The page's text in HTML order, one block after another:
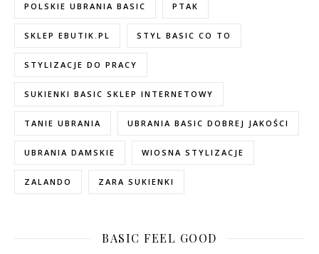
POLSKIE UBRANIA BASIC PTAK
SKLEP EBUTIK.PL STYL BASIC CO TO
STYLIZACJE DO PRACY
SUKIENKI BASIC SKLEP INTERNETOWY
TANIE UBRANIA UBRANIA BASIC DOBREJ JAKOŚCI
UBRANIA DAMSKIE WIOSNA STYLIZACJE
ZALANDO ZARA SUKIENKI
BASIC FEEL GOOD